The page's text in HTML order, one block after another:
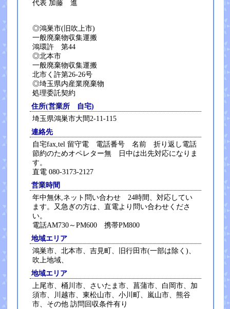
代表 加藤 進
◎鴻巣市(旧吹上市)
一般廃棄物収集運搬
鴻環許 第44
◎北本市
一般廃棄物収集運搬
北市く許第26-26号
◎埼玉県内産業廃棄物
処理委託契約
住所(営業所 自宅)
埼玉県鴻巣市大間2-11-115
連絡先
自宅fax,tel 留守電 電話番号 名前 折り返し電話
節約のためオペレター無 日中は出先対応になりま
す。
直電 080-3173-2127
営業時間
年中無休,ネット問い合わせ 24時間、対応してい
ます。又急ぎの方は、直電より問い合わせくださ
い。
電話AM730～PM600 携帯PM800
地域エリア
鴻巣市、北本市、吉見町、旧行田市(一部は除く)、
吹上地域、
地域エリア
上尾市、桶川市、さいたま市、菖蒲市、白岡市、加
須市、川越市、東松山市、小川町、嵐山市、熊谷
市、その他 訪問回収条件有り